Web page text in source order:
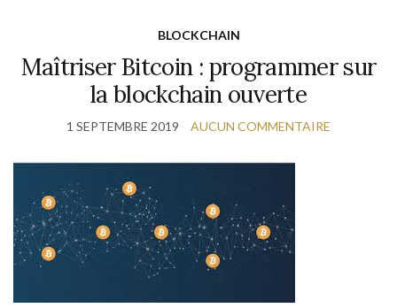
BLOCKCHAIN
Maîtriser Bitcoin : programmer sur
la blockchain ouverte
1 SEPTEMBRE 2019 AUCUN COMMENTAIRE